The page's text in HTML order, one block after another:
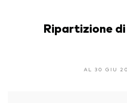
Ripartizione
AL 30 GIU